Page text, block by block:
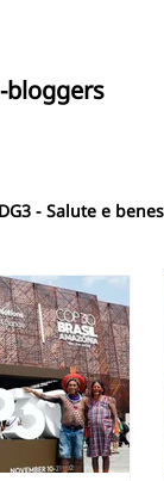
bloggers
- Salute e
- Acqua e igiene
SDG9 -